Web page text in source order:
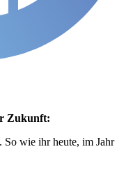
Zukunft:
So wie ihr heute, im Jahr